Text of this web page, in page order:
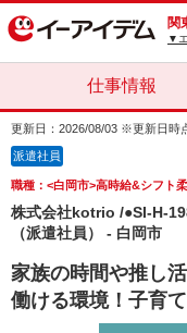
関
▼
仕事情報
更新日：2026/08/03 ※更新日時
派遣社員
職種：<白岡市>高時給&シフト
株式会社kotrio /●SI-H-
（派遣社員） - 白岡市
家族の時間や推し
働ける環境！子育